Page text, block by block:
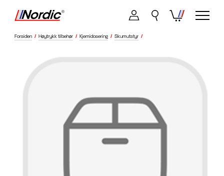
Forsiden / Høytrykk tilbehør / Kjemidosering / Skumutstyr /